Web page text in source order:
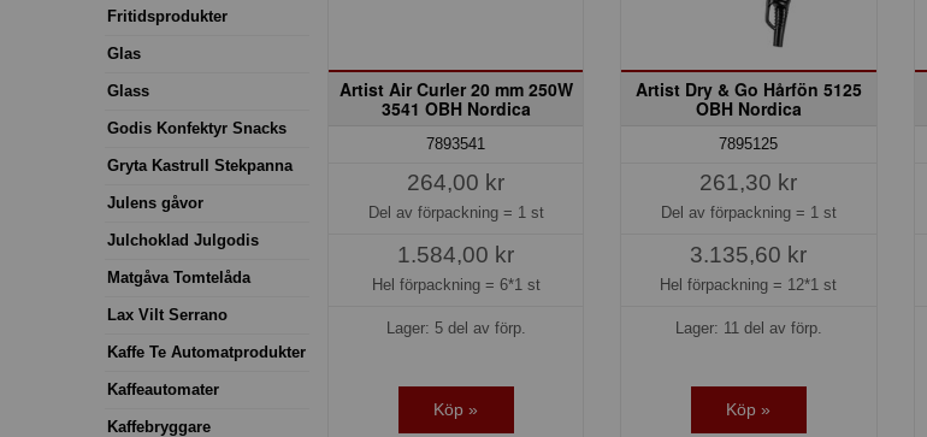
Fritidsprodukter
Glas
Glass
Godis Konfektyr Snacks
Gryta Kastrull Stekpanna
Julens gåvor
Julchoklad Julgodis
Matgåva Tomtelåda
Lax Vilt Serrano
Kaffe Te Automatprodukter
Kaffeautomater
Kaffebryggare
Artist Air Curler 20 mm 250W
3541 OBH Nordica
7893541
264,00 kr
Del av förpackning = 1 st
1.584,00 kr
Hel förpackning = 6*1 st
Lager: 5 del av förp.
Köp »
Artist Dry & Go Hårfön 5125
OBH Nordica
7895125
261,30 kr
Del av förpackning = 1 st
3.135,60 kr
Hel förpackning = 12*1 st
Lager: 11 del av förp.
Köp »